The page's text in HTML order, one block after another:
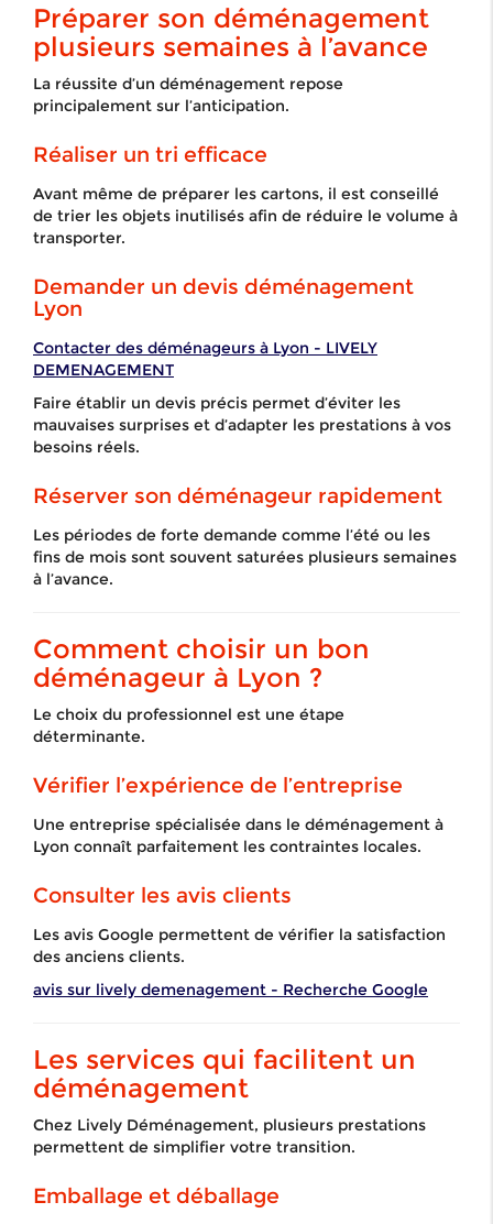
Préparer son déménagement
plusieurs semaines à l’avance
La réussite d’un déménagement repose
principalement sur l’anticipation.
Réaliser un tri efficace
Avant même de préparer les cartons, il est conseillé
de trier les objets inutilisés afin de réduire le volume à
transporter.
Demander un devis déménagement
Lyon
Contacter des déménageurs à Lyon - LIVELY
DEMENAGEMENT
Faire établir un devis précis permet d’éviter les
mauvaises surprises et d’adapter les prestations à vos
besoins réels.
Réserver son déménageur rapidement
Les périodes de forte demande comme l’été ou les
fins de mois sont souvent saturées plusieurs semaines
à l’avance.
Comment choisir un bon
déménageur à Lyon ?
Le choix du professionnel est une étape
déterminante.
Vérifier l’expérience de l’entreprise
Une entreprise spécialisée dans le déménagement à
Lyon connaît parfaitement les contraintes locales.
Consulter les avis clients
Les avis Google permettent de vérifier la satisfaction
des anciens clients.
avis sur lively demenagement - Recherche Google
Les services qui facilitent un
déménagement
Chez Lively Déménagement, plusieurs prestations
permettent de simplifier votre transition.
Emballage et déballage